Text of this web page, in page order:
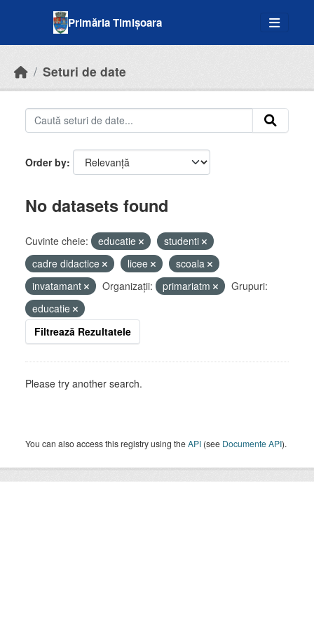
Primăria Timișoara
Seturi de date
Order by
No datasets found
Cuvinte cheie: educatie
studenti
cadre didactice
licee
scoala
invatamant
Organizații: primariatm
Grupuri:
educatie
Filtrează Rezultatele
Please try another search.
You can also access this registry using theAPI (see Documente API).